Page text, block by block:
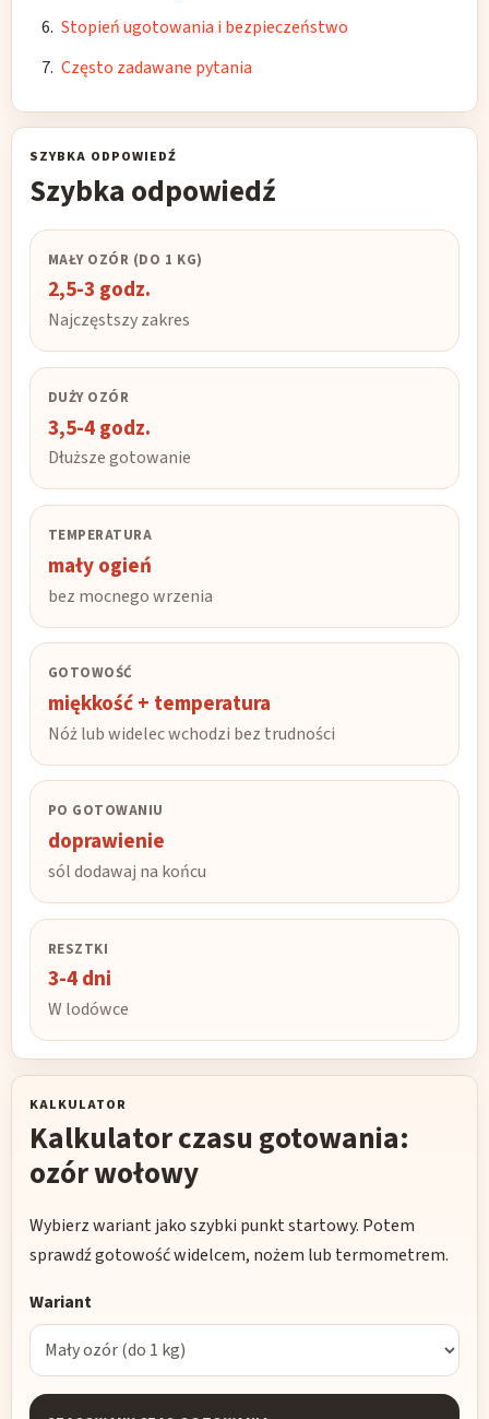
Stopień ugotowania i bezpieczeństwo
Często zadawane pytania
SZYBKA ODPOWIEDŹ
Szybka odpowiedź
MAŁY OZÓR (DO 1 KG)
2,5-3 godz.
Najczęstszy zakres
DUŻY OZÓR
3,5-4 godz.
Dłuższe gotowanie
TEMPERATURA
mały ogień
bez mocnego wrzenia
GOTOWOŚĆ
miękkość + temperatura
Nóż lub widelec wchodzi bez trudności
PO GOTOWANIU
doprawienie
sól dodawaj na końcu
RESZTKI
3-4 dni
W lodówce
KALKULATOR
Kalkulator czasu gotowania:
ozór wołowy
Wybierz wariant jako szybki punkt startowy. Potem
sprawdź gotowość widelcem, nożem lub termometrem.
Wariant